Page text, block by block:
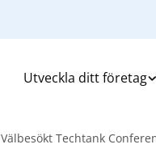
Utveckla ditt företag
Välbesökt Techtank